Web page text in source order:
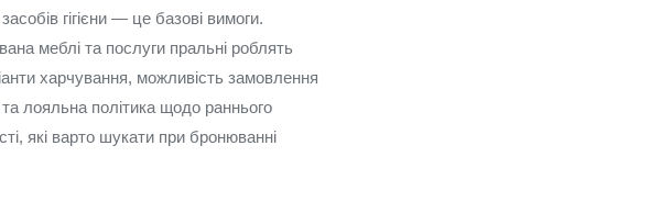
гігієни — це базові вимоги.
меблі та послуги пральні роблять
харчування, можливість замовлення
лояльна політика щодо раннього
які варто шукати при бронюванні